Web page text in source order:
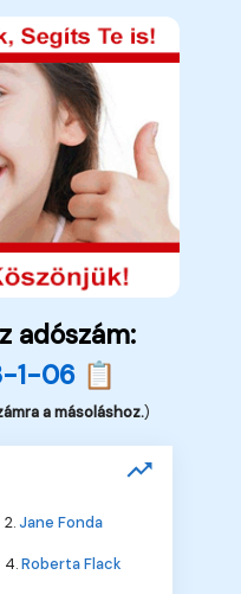
adószám:
1-06 📋
a másoláshoz.)
2.Jane Fonda
4.Roberta Flack